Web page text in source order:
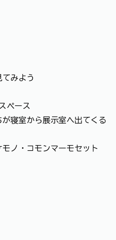
みよう
ペース
寝室から展示室へ出てくる
ノ・コモンマーモセット